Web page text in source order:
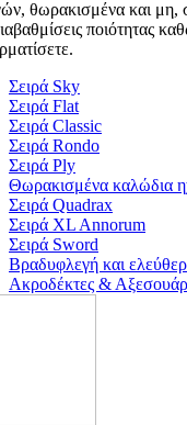
θωρακισμένα και μη,
ποιότητας
Σειρά Sky
Σειρά Flat
Σειρά Classic
Σειρά Rondo
Σειρά Ply
Θωρακισμένα καλώδια
Σειρά Quadrax
Σειρά XL Annorum
Σειρά Sword
Βραδυφλεγή και
Ακροδέκτες & Αξεσουάρ